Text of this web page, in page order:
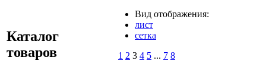
Каталог
товаров
Вид отображения:
лист
сетка
1 2 3 4 5 ... 7 8